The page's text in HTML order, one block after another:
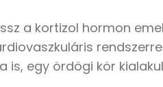
a kortizol hormon
is, egy ördögi kör